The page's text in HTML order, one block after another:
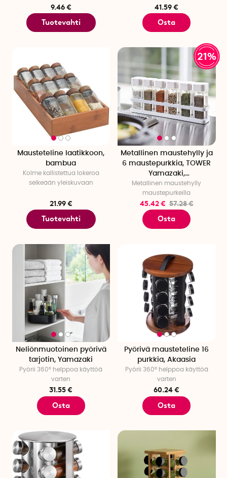
9.46 €
Tuotevahti
41.59 €
Osta
Mausteteline laatikkoon,
bambua
Kolme kallistettua lokeroa
selkeään yleiskuvaan
21.99 €
Tuotevahti
21%
Metallinen maustehylly ja
6 maustepurkkia, TOWER
Yamazaki,
Valkoinen/kirkas
Metallinen maustehylly
maustepurkeilla
45.42 € 57.28 €
Osta
Neliönmuotoinen pyörivä
tarjotin, Yamazaki
Pyörii 360° helppoa käyttöä
varten
31.55 €
Osta
Pyörivä mausteteline 16
purkkia, Akaasia
Pyörii 360° helppoa käyttöä
varten
60.24 €
Osta